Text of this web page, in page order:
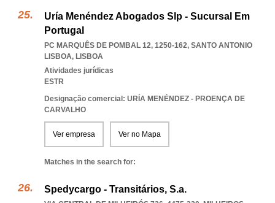
Uría Menéndez Abogados Slp - Sucursal Em
Portugal
PC MARQUÊS DE POMBAL 12, 1250-162, SANTO ANTONIO
LISBOA, LISBOA
Atividades jurídicas
ESTR
Designação comercial: URÍA MENÉNDEZ - PROENÇA DE
CARVALHO
Ver empresa Ver no Mapa
Matches in the search for:
Spedycargo - Transitários, S.a.